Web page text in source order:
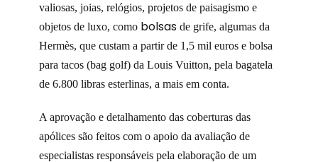
valiosas, joias, relógios, projetos de paisagismo e
objetos de luxo, como bolsas de grife, algumas da
Hermès, que custam a partir de 1,5 mil euros e bolsa
para tacos (bag golf) da Louis Vuitton, pela bagatela
de 6.800 libras esterlinas, a mais em conta.
A aprovação e detalhamento das coberturas das
apólices são feitos com o apoio da avaliação de
especialistas responsáveis pela elaboração de um